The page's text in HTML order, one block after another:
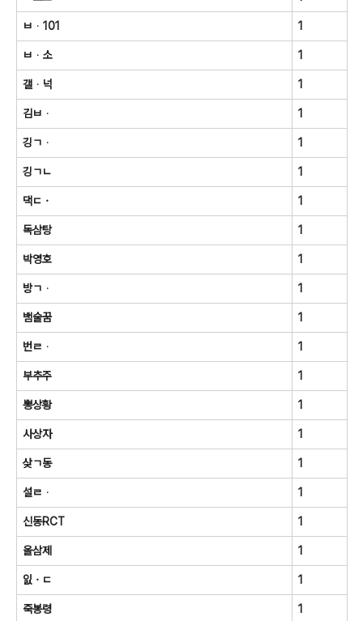
ㅂᆞ101 1
ㅂᆞ소 1
갤ᆞ넉 1
김ㅂᆞ 1
깅ㄱᆞ 1
깅ㄱㄴ 1
댁ㄷㆍ 1
독삼탕 1
박영호 1
방ㄱᆞ 1
뱀술꿈 1
번ㄹᆞ 1
부추주 1
뽕상황 1
사상자 1
샂ㄱ동 1
설ㄹᆞ 1
신동RCT 1
올삼제 1
잀ㆍㄷ 1
죽봉령 1